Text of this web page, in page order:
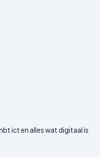
ict en alles wat digitaal is